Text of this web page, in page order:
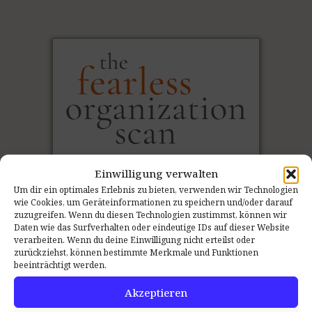
Einwilligung verwalten
Um dir ein optimales Erlebnis zu bieten, verwenden wir Technologien
wie Cookies, um Geräteinformationen zu speichern und/oder darauf
zuzugreifen. Wenn du diesen Technologien zustimmst, können wir
Daten wie das Surfverhalten oder eindeutige IDs auf dieser Website
verarbeiten. Wenn du deine Einwilligung nicht erteilst oder
zurückziehst, können bestimmte Merkmale und Funktionen
beeinträchtigt werden.
Akzeptieren
Den Ist-Zustandmessen:
Der Psychologische Sicherheit Teamscan